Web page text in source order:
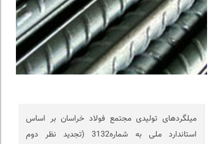
میلگردهای تولیدی مجتمع فولاد خراسان بر اساس
استاندارد ملی به شماره3132 (تجدید نظر دوم